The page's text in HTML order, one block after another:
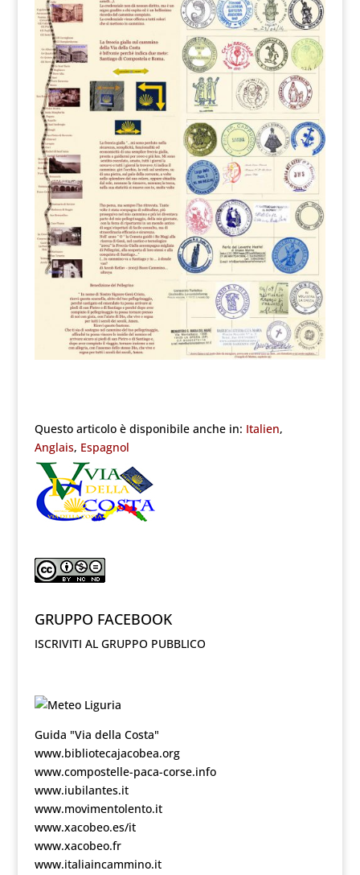
Questo articolo è disponibile anche in: Italien
Anglais Espagnol
GRUPPO FACEBOOK
ISCRIVITI AL GRUPPO PUBBLICO
Guida "Via della Costa"
www.bibliotecajacobea.org
www.compostelle-paca-corse.info
www.iubilantes.it
www.movimentolento.it
www.xacobeo.es/it
www.xacobeo.fr
www.italiaincammino.it